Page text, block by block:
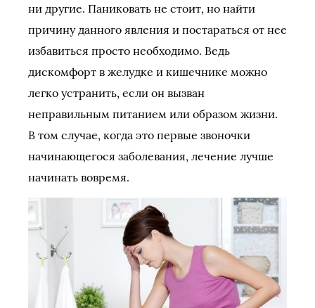
ни другие. Паниковать не стоит, но найти
причину данного явления и постараться от нее
избавиться просто необходимо. Ведь
дискомфорт в желудке и кишечнике можно
легко устранить, если он вызван
неправильным питанием или образом жизни.
В том случае, когда это первые звоночки
начинающегося заболевания, лечение лучше
начинать вовремя.